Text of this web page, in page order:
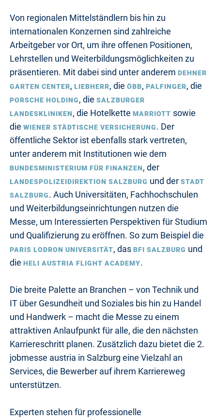
Von regionalen Mittelständlern bis hin zu
internationalen Konzernen sind zahlreiche
Arbeitgeber vor Ort, um ihre offenen Positionen,
Lehrstellen und Weiterbildungsmöglichkeiten zu
präsentieren. Mit dabei sind unter anderem DEHNER
GARTEN CENTER, LIEBHERR, die ÖBB, PALFINGER, die
PORSCHE HOLDING, die SALZBURGER
LANDESKLINIKEN, die Hotelkette MARRIOTT sowie
die WIENER STÄDTISCHE VERSICHERUNG. Der
öffentliche Sektor ist ebenfalls stark vertreten,
unter anderem mit Institutionen wie dem
BUNDESMINISTERIUM FÜR FINANZEN, der
LANDESPOLIZEIDIREKTION SALZBURG und der STADT
SALZBURG. Auch Universitäten, Fachhochschulen
und Weiterbildungseinrichtungen nutzen die
Messe, um Interessierten Perspektiven für Studium
und Qualifizierung zu eröffnen. So zum Beispiel die
PARIS LODRON UNIVERSITÄT, das BFI SALZBURG und
die HELI AUSTRIA FLIGHT ACADEMY.
Die breite Palette an Branchen – von Technik und
IT über Gesundheit und Soziales bis hin zu Handel
und Handwerk – macht die Messe zu einem
attraktiven Anlaufpunkt für alle, die den nächsten
Karriereschritt planen. Zusätzlich dazu bietet die 2.
jobmesse austria in Salzburg eine Vielzahl an
Services, die Bewerber auf ihrem Karriereweg
unterstützen.
Experten stehen für professionelle